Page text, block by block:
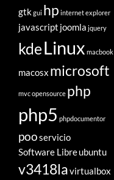
gtkgui hp internet explorer
javascript joomla jquery
kdeLinux macbook
macosx microsoft
mvcopensource php
php5 phpdocumentor
pooservicio
Software Libreubuntu
v3418lavirtualbox